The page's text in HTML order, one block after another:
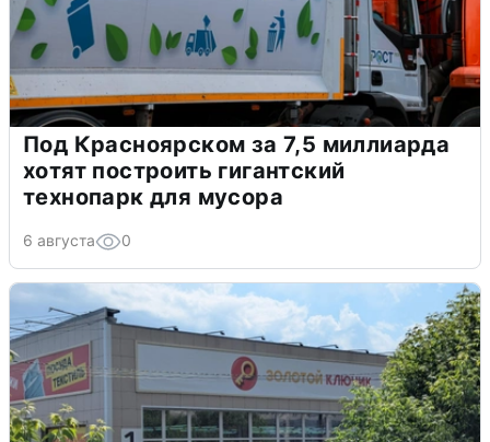
Под Красноярском за 7,5 миллиарда
хотят построить гигантский
технопарк для мусора
6 августа 0